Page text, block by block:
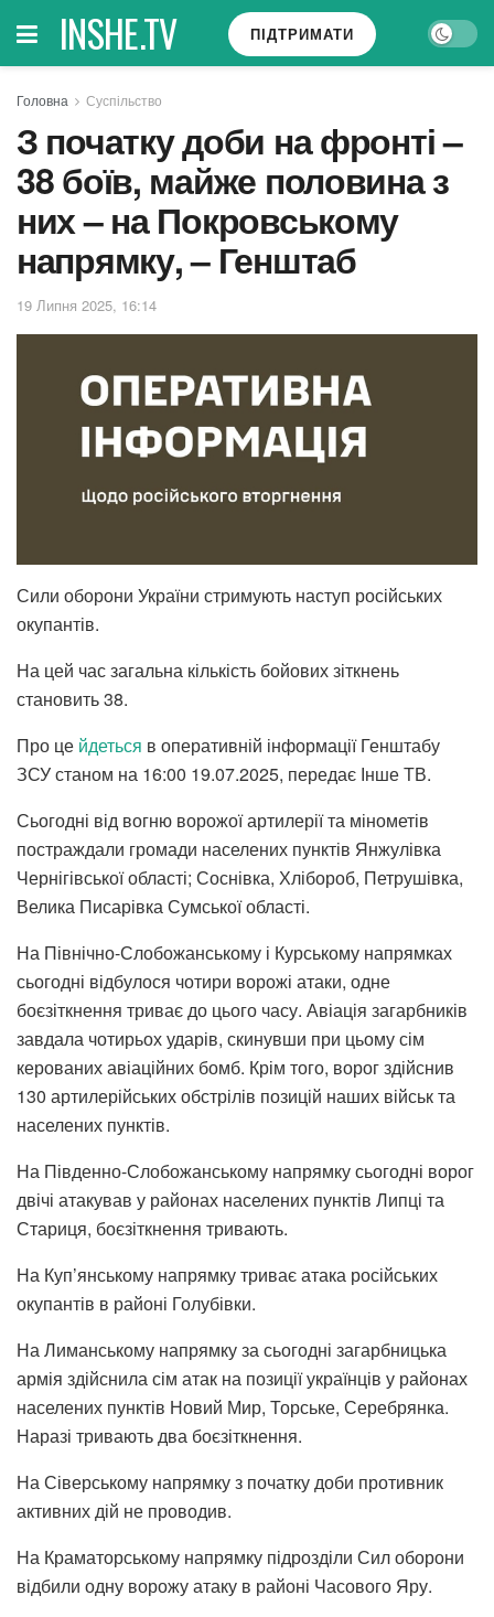
INSHE.TV ПІДТРИМАТИ
Головна Суспільство
З початку доби на фронті –
38 боїв, майже половина з
них – на Покровському
напрямку, – Генштаб
19 Липня 2025, 16:14
Сили оборони України стримують наступ російських
окупантів.
На цей час загальна кількість бойових зіткнень
становить 38.
Про це йдеться в оперативній інформації Генштабу
ЗСУ станом на 16:00 19.07.2025, передає Інше ТВ.
Сьогодні від вогню ворожої артилерії та мінометів
постраждали громади населених пунктів Янжулівка
Чернігівської області; Соснівка, Хлібороб, Петрушівка,
Велика Писарівка Сумської області.
На Північно-Слобожанському і Курському напрямках
сьогодні відбулося чотири ворожі атаки, одне
боєзіткнення триває до цього часу. Авіація загарбників
завдала чотирьох ударів, скинувши при цьому сім
керованих авіаційних бомб. Крім того, ворог здійснив
130 артилерійських обстрілів позицій наших військ та
населених пунктів.
На Південно-Слобожанському напрямку сьогодні ворог
двічі атакував у районах населених пунктів Липці та
Стариця, боєзіткнення тривають.
На Куп’янському напрямку триває атака російських
окупантів в районі Голубівки.
На Лиманському напрямку за сьогодні загарбницька
армія здійснила сім атак на позиції українців у районах
населених пунктів Новий Мир, Торське, Серебрянка.
Наразі тривають два боєзіткнення.
На Сіверському напрямку з початку доби противник
активних дій не проводив.
На Краматорському напрямку підрозділи Сил оборони
відбили одну ворожу атаку в районі Часового Яру.